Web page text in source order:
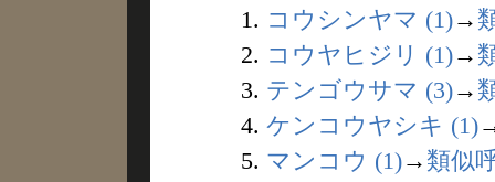
1. コウシンヤマ (1)→
2. コウヤヒジリ (1)→
3. テンゴウサマ (3)→
4. ケンコウヤシキ (1)
5. マンコウ (1)→ 類似